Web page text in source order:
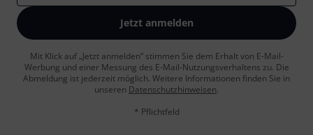
Jetzt anmelden
Mit Klick auf „Jetzt anmelden“ stimmen Sie dem Erhalt von E-Mail-
Werbung und einer Messung des E-Mail-Nutzungsverhaltens zu. Die
Abmeldung ist jederzeit möglich. Weitere Informationen finden Sie in
unseren Datenschutzhinweisen.
* Pflichtfeld